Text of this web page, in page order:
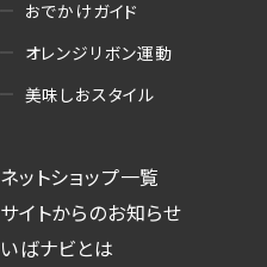
おでかけガイド
オレンジリボン運動
美味しおスタイル
ネットショップ一覧
サイトからのお知らせ
いばナビとは